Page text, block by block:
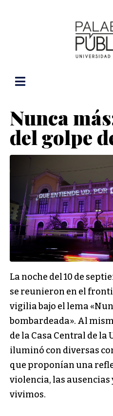
Nunca
del golpe
La noche del 10 de
se reunieron en el
vigilia bajo el lema
bombardeada». Al
de la Casa Central de la
iluminó con diversas
que proponían una
violencia, las ausencias
vivimos.